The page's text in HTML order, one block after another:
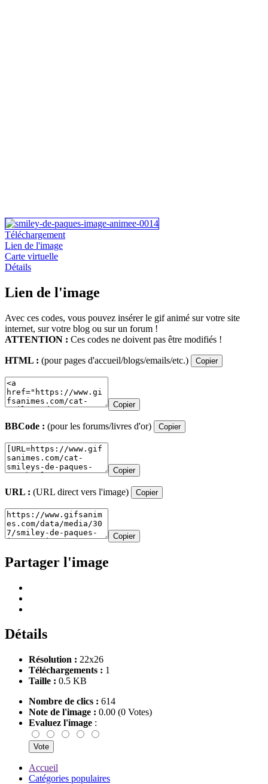
Téléchargement
Lien de l'image
Carte virtuelle
Détails
Lien de l'image
Avec ces codes, vous pouvez insérer le gif animé sur votre site
internet, sur votre blog ou sur un forum !
ATTENTION : Ces codes ne doivent pas être modifiés !
HTML : (pour pages d'accueil/blogs/emails/etc.) Copier
Copier
BBCode : (pour les forums/livres d'or) Copier
Copier
URL : (URL direct vers l'image) Copier
Copier
Partager l'image
Détails
Résolution : 22x26
Téléchargements : 1
Taille : 0.5 KB
Nombre de clics : 614
Note de l'image : 0.00 (0 Votes)
Evaluez l'image :
Accueil
Catégories populaires